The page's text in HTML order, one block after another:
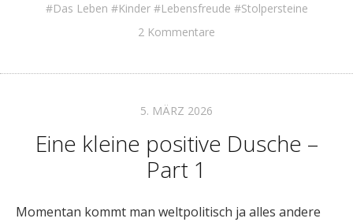
Das Leben Kinder Lebensfreude
Stolpersteine
2 Kommentare
5. MÄRZ 2026
Eine kleine positive Dusche –
Part 1
Momentan kommt man weltpolitisch ja alles andere